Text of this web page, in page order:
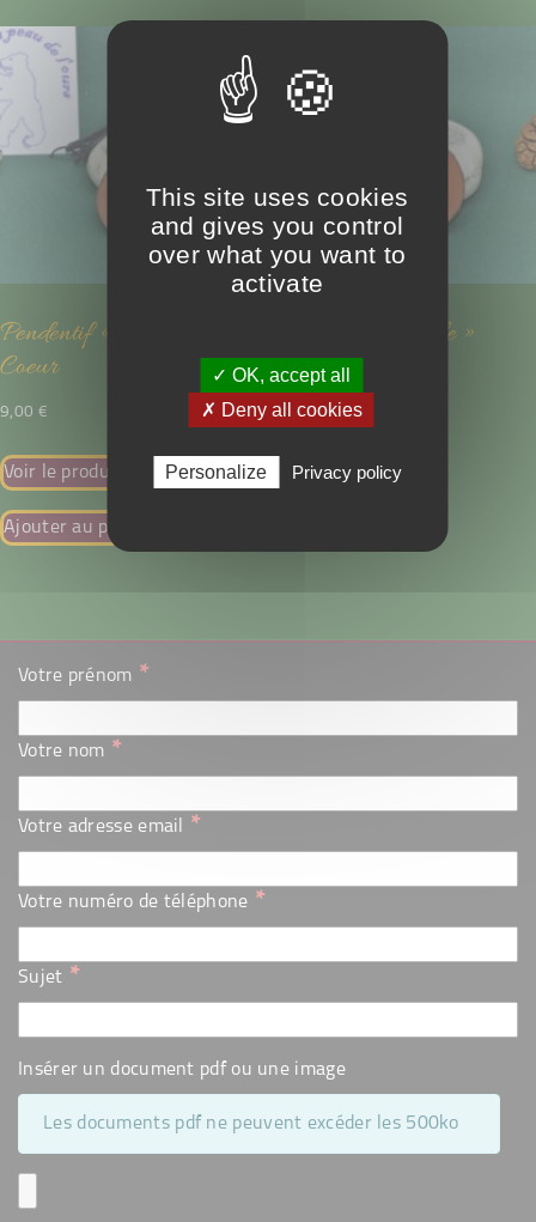
Pendentif « simple »
Coeur
9,00 €
Voir le produit
Ajouter au panier
Pendentif « simple »
Triquetra
9,00€
Voir le produit
Votre prénom *
Votre nom *
Votre adresse email *
Votre numéro de téléphone *
Sujet *
Insérer un document pdf ou une image
Les documents pdf ne peuvent excéder les 500ko
This site uses cookies
and gives you control
over what you want to
activate
✓ OK, accept all
✗ Deny all cookies
Personalize Privacy policy